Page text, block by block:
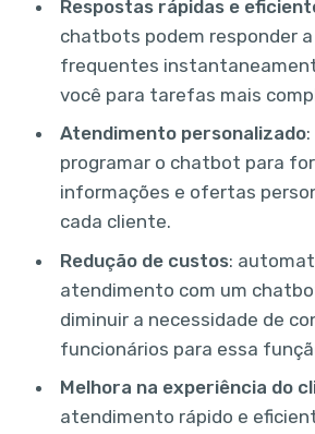
Respostas rápidas e
chatbots podem responder
frequentes
você para tarefas mais
Atendimento personalizado
programar o chatbot para
informações e ofertas
cada cliente.
Redução de custos:
atendimento com um
diminuir a necessidade de
funcionários para essa
Melhora na experiência do
atendimento rápido e